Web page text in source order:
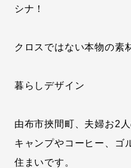
シナ！
クロスではない本物の素
暮らしデザイン
由布市挾間町、夫婦お2
キャンプやコーヒー、ゴ
住まいです。